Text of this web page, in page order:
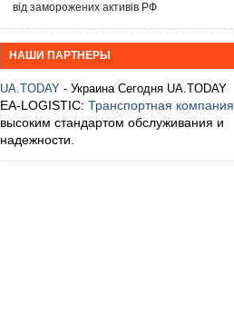
від заморожених активів РФ
НАШИ ПАРТНЕРЫ
UA.TODAY - Украина Сегодня UA.TODAY
EA-LOGISTIC: Транспортная компания
высоким стандартом обслуживания и
надежности.